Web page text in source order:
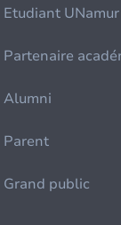
Etudiant UNamur
Partenaire
Alumni
Parent
Grand public